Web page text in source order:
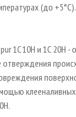
(до +5°С).
1C 10H и 1С 20H
отверждения